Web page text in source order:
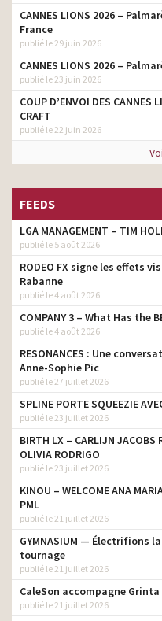
CANNES LIONS 2026 –
France
publié le 29 juin 2026
CANNES LIONS 2026 –
publié le 23 juin 2026
COUP D’ENVOI DES
CRAFT
publié le 22 juin 2026
FEEDS
LGA MANAGEMENT – TIM
publié le 5 août 2026
RODEO FX signe les effets
Rabanne
publié le 4 août 2026
COMPANY 3 – What Has the
publié le 4 août 2026
RESONANCES : Une
Anne-Sophie Pic
publié le 27 juillet 2026
SPLINE PORTE SQUEEZIE
publié le 23 juillet 2026
BIRTH LX – CARLIJN JACOBS
OLIVIA RODRIGO
publié le 23 juillet 2026
KINOU – WELCOME ANA
PML
publié le 21 juillet 2026
GYMNASIUM — Électrifions
tournage
publié le 21 juillet 2026
CaleSon accompagne
publié le 21 juillet 2026